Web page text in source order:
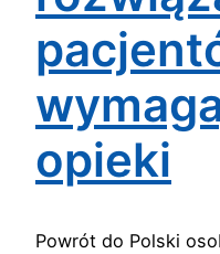
opieki
Powrót do Polski